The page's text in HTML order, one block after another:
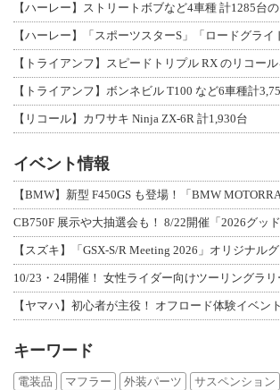
【ハーレー】ストリートボブなど4車種 計1285台
【トライアンフ】スピードトリプル RX のリコー
【リコール】カワサキ Ninja ZX-6R 計1,930台
イベント情報
【BMW】新型 F450GS も登場！「BMW
CB750F 展示や大抽選会も！ 8/22開催「2026グッ
【スズキ】「GSX-S/R Meeting 2026」オリジナル
10/23・24開催！ 女性ライダー向けツーリングラ
【ヤマハ】初心者が主役！ オフロード体験イベン
キーワード
電装品 マフラー 外装パーツ サスペンション